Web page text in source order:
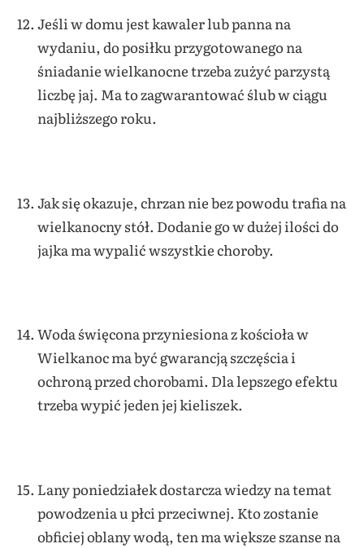
Jeśli w domu jest kawaler lub panna na
wydaniu, do posiłku przygotowanego na
śniadanie wielkanocne trzeba zużyć parzystą
liczbę jaj. Ma to zagwarantować ślub w ciągu
najbliższego roku.
Jak się okazuje, chrzan nie bez powodu trafia na
wielkanocny stół. Dodanie go w dużej ilości do
jajka ma wypalić wszystkie choroby.
Woda święcona przyniesiona z kościoła w
Wielkanoc ma być gwarancją szczęścia i
ochroną przed chorobami. Dla lepszego efektu
trzeba wypić jeden jej kieliszek.
Lany poniedziałek dostarcza wiedzy na temat
powodzenia u płci przeciwnej. Kto zostanie
obficiej oblany wodą, ten ma większe szanse na